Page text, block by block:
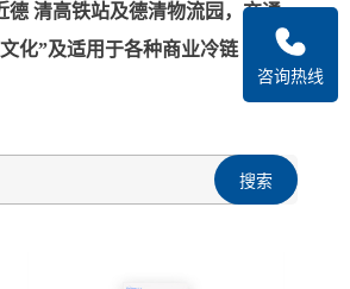
清高铁站及德清物流园，交通
化”及适用于各种商业冷链 场景
咨询热线